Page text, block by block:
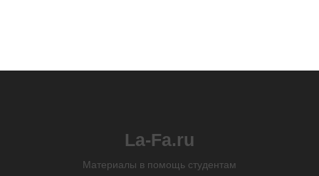
La-Fa.ru
Материалы в помощь студентам